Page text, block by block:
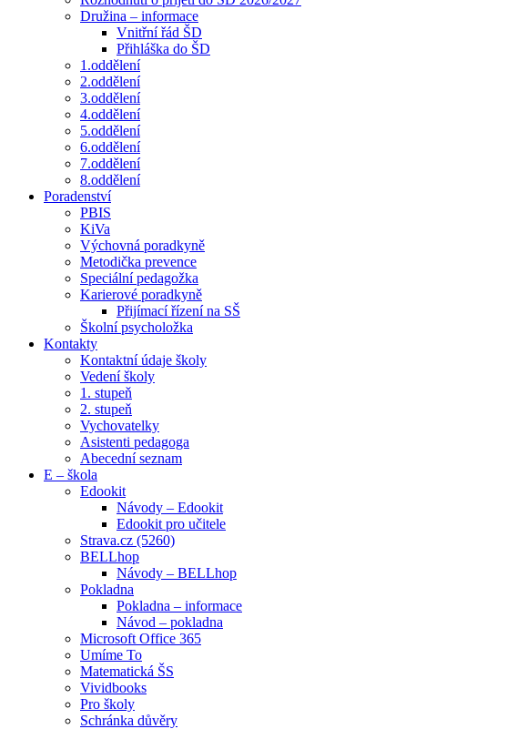
Družina – informace
Vnitřní řád ŠD
Přihláška do ŠD
1.oddělení
2.oddělení
3.oddělení
4.oddělení
5.oddělení
6.oddělení
7.oddělení
8.oddělení
Poradenství
PBIS
KiVa
Výchovná poradkyně
Metodička prevence
Speciální pedagožka
Karierové poradkyně
Přijímací řízení na SŠ
Školní psycholožka
Kontakty
Kontaktní údaje školy
Vedení školy
1. stupeň
2. stupeň
Vychovatelky
Asistenti pedagoga
Abecední seznam
E – škola
Edookit
Návody – Edookit
Edookit pro učitele
Strava.cz (5260)
BELLhop
Návody – BELLhop
Pokladna
Pokladna – informace
Návod – pokladna
Microsoft Office 365
Umíme To
Matematická ŠS
Vividbooks
Pro školy
Schránka důvěry